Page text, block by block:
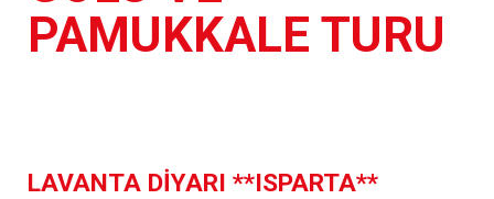
PAMUKKALE TURU
LAVANTA DİYARI **ISPARTA**